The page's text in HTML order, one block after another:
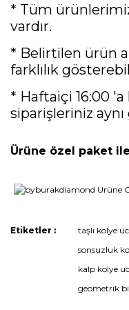
* Tüm
vardır.
* Belirtilen ürün
farklılık
* Haftaiçi 16:00
siparişleriniz
Ürüne özel paket
Bu ürüne
Bu ürünün fiyat bilgisi,
kullanarak tarafımıza
Görüş ve önerileriniz
Etiketler :
taşlı kolye
sonsuzluk
kalp kolye
geometrik